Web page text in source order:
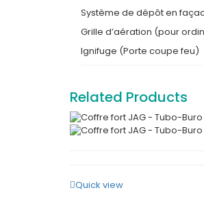
Système de dépôt en
Grille d’aération (pour
Ignifuge (Porte coupe feu)
Related Products
Quick view